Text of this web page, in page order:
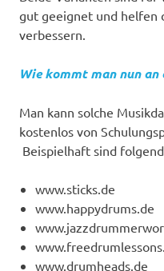
gut geeignet und helfen
verbessern.
Wie kommt man nun an
Man kann solche
kostenlos von
Beispielhaft sind
www.sticks.de
www.happydrums.de
www.drumheads.de